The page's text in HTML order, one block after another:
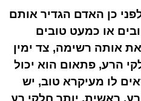
כן האדם הגדיר אותם
או כמעט טובים
אותה רשימה, צד ימין
הרע, פתאום הוא יכול
לו מעיקרא טוב, יש
ראשית, יותר חלקי רע